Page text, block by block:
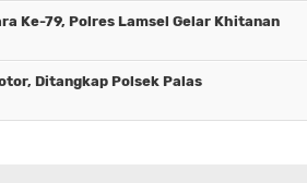
Ke-79, Polres Lamsel Gelar Khitanan
Ditangkap Polsek Palas